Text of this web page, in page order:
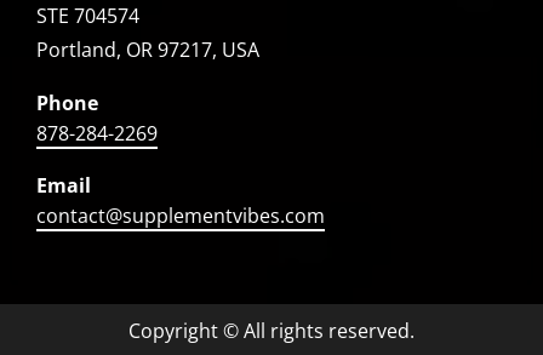
STE 704574
Portland, OR 97217, USA
Phone
878-284-2269
Email
contact@supplementvibes.com